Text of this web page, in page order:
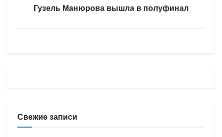
Гузель Манюрова вышла в полуфинал
Свежие записи